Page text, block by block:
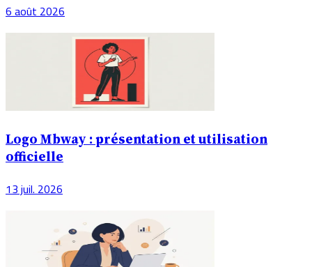
6 août 2026
Logo Mbway : présentation et utilisation
officielle
13 juil. 2026